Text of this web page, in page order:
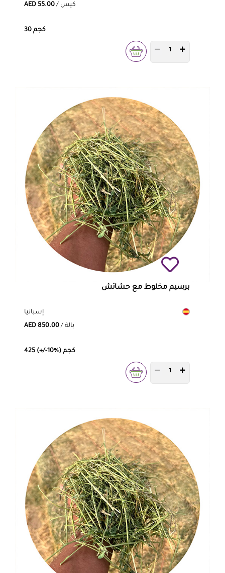
AED 55.00
/ كيس
30 كجم
PRODUCT QUANTITY
برسيم مخلوط مع حشائش
إسبانيا
AED 850.00
/ بالة
425 (+/-10%) كجم
PRODUCT QUANTITY